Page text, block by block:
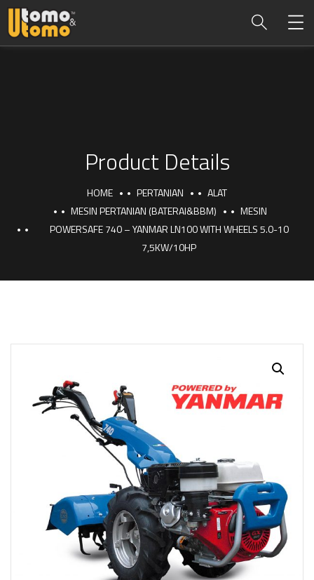
Product Details
HOME PERTANIAN
ALAT
MESIN PERTANIAN (BATERAI&BBM)
MESIN
POWERSAFE 740 – YANMAR LN100 WITH WHEELS 5.0-10
7,5KW/10HP